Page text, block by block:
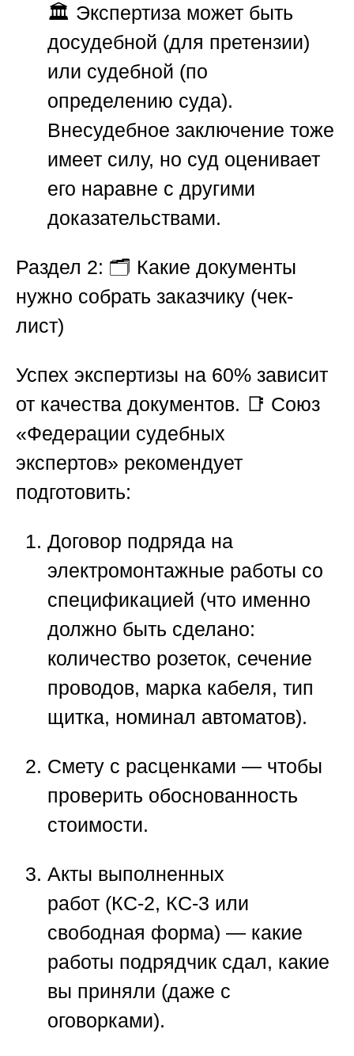
🏛️ Экспертиза может быть
досудебной (для претензии)
или судебной (по
определению суда).
Внесудебное заключение тоже
имеет силу, но суд оценивает
его наравне с другими
доказательствами.
Раздел 2: 🗂️ Какие документы
нужно собрать заказчику (чек-
лист)
Успех экспертизы на 60% зависит
от качества документов. 📑 Союз
«Федерации судебных
экспертов» рекомендует
подготовить:
Договор подряда на
электромонтажные работы со
спецификацией (что именно
должно быть сделано:
количество розеток, сечение
проводов, марка кабеля, тип
щитка, номинал автоматов).
Смету с расценками — чтобы
проверить обоснованность
стоимости.
Акты выполненных
работ (КС-2, КС-3 или
свободная форма) — какие
работы подрядчик сдал, какие
вы приняли (даже с
оговорками).